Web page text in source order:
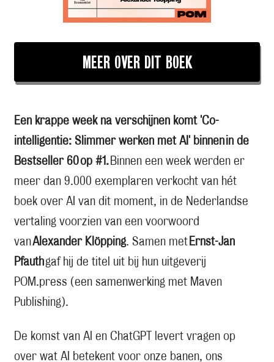
MEER OVER DIT BOEK
Een krappe week na verschijnen komt 'Co-
intelligentie: Slimmer werken met AI' binnen in de
Bestseller 60 op #1. Binnen een week werden er
meer dan 9.000 exemplaren verkocht van hét
boek over AI van dit moment, in de Nederlandse
vertaling voorzien van een voorwoord
vanAlexander Klöpping. Samen met Ernst-Jan
Pfauthgaf hij de titel uit bij hun uitgeverij
POM.press (een samenwerking met Maven
Publishing).
De komst van AI en ChatGPT levert vragen op
over wat AI betekent voor onze banen, ons